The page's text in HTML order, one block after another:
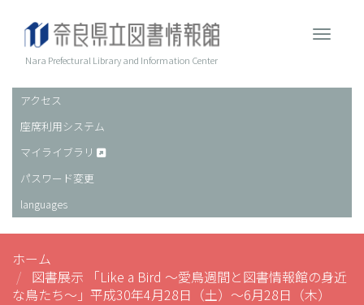
Nara Prefectural Library and Information Center
ヘ
ッ
ダ
ー
アクセス
座席利用システム
マイライブラリ
パスワード変更
languages
ホーム
図書展示 「Like a Bird ～愛鳥週間と図書情報館の身近
な鳥たち～」平成30年4月28日（土）～6月28日（木）